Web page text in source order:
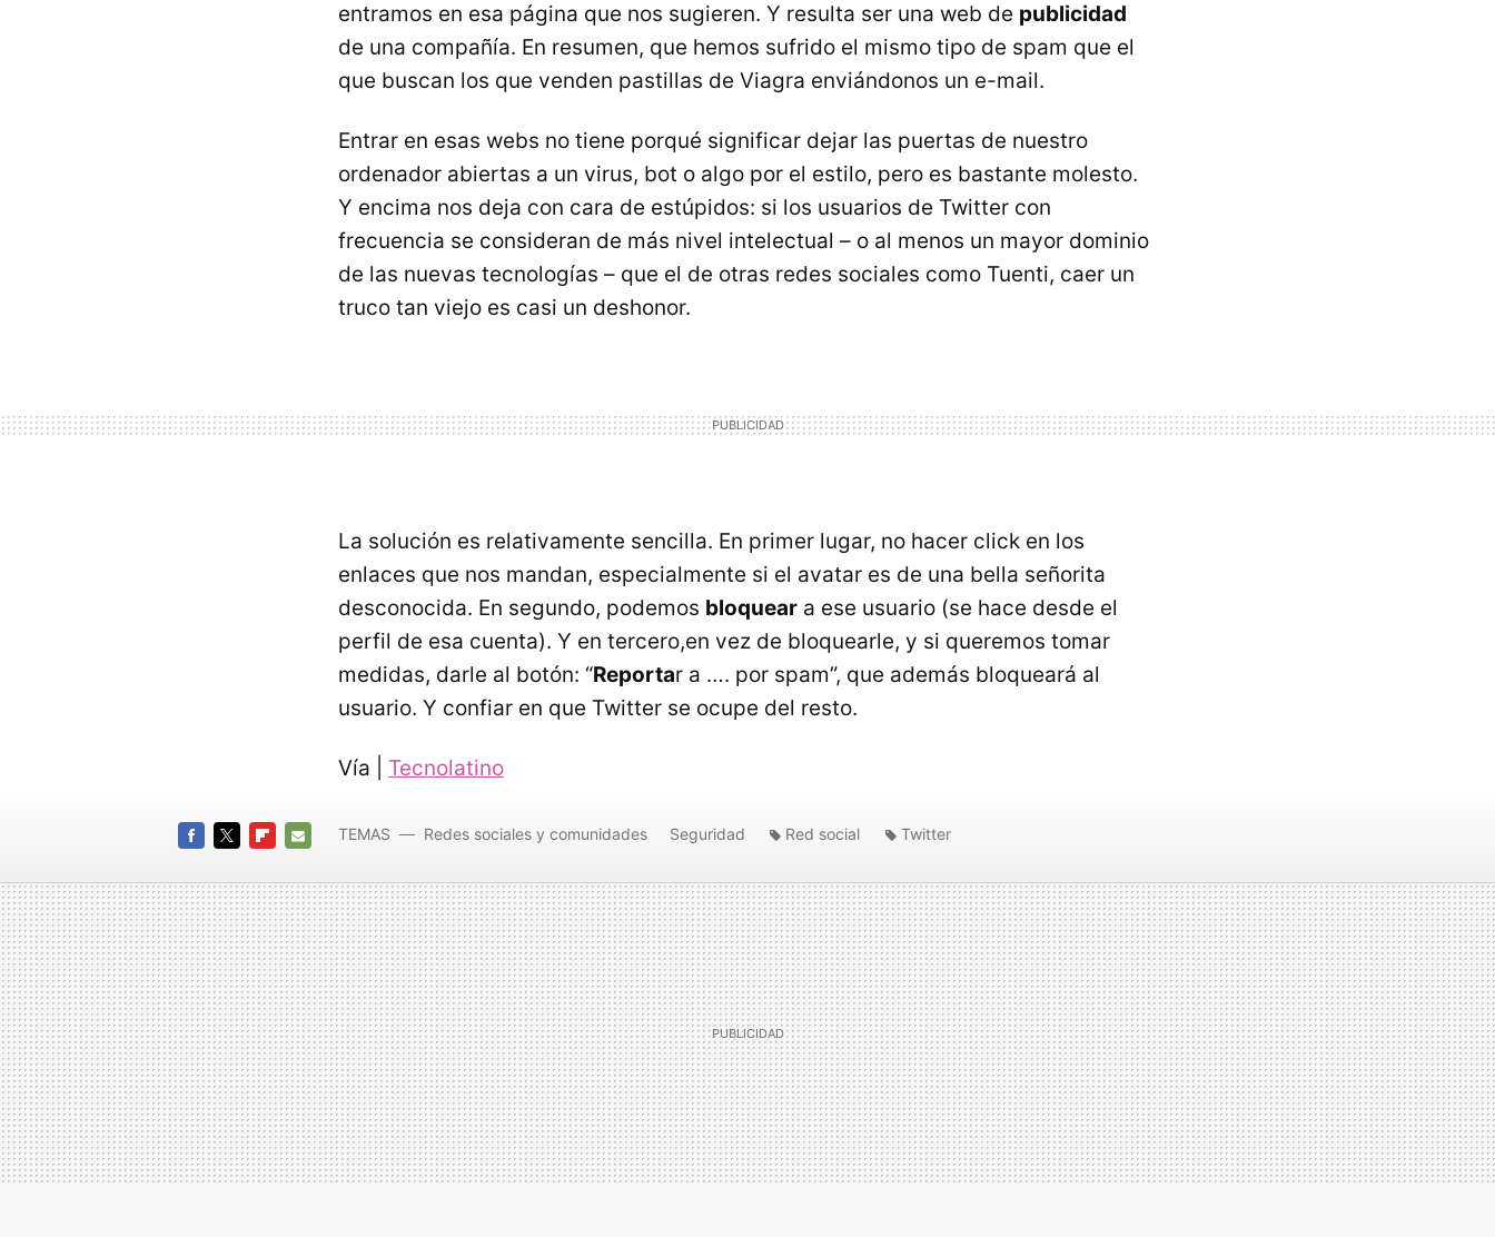
entramos en esa página que nos sugieren. Y resulta ser una web de publicidad
de una compañía. En resumen, que hemos sufrido el mismo tipo de spam que el
que buscan los que venden pastillas de Viagra enviándonos un e-mail.
Entrar en esas webs no tiene porqué significar dejar las puertas de nuestro
ordenador abiertas a un virus, bot o algo por el estilo, pero es bastante molesto.
Y encima nos deja con cara de estúpidos: si los usuarios de Twitter con
frecuencia se consideran de más nivel intelectual – o al menos un mayor dominio
de las nuevas tecnologías – que el de otras redes sociales como Tuenti, caer un
truco tan viejo es casi un deshonor.
La solución es relativamente sencilla. En primer lugar, no hacer click en los
enlaces que nos mandan, especialmente si el avatar es de una bella señorita
desconocida. En segundo, podemos bloquear a ese usuario (se hace desde el
perfil de esa cuenta). Y en tercero,en vez de bloquearle, y si queremos tomar
medidas, darle al botón: “Reportar a …. por spam”, que además bloqueará al
usuario. Y confiar en que Twitter se ocupe del resto.
Vía | Tecnolatino
MAIL
TEMAS Redes sociales y comunidades Seguridad Red social Twitter